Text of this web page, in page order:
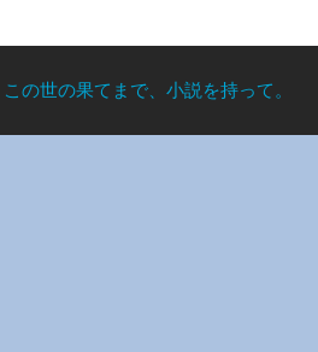
この世の果てまで、小説を持って。